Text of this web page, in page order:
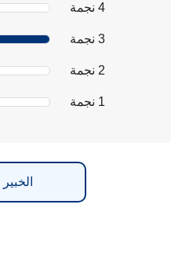
4 نجمة
3 نجمة
2 نجمة
1 نجمة
الخبير